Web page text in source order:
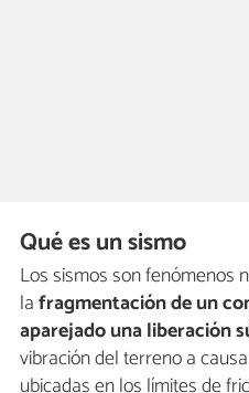
Qué es un sismo
Los sismos son fenómenos
lafragmentación de un
aparejado una liberación
vibración del terreno a